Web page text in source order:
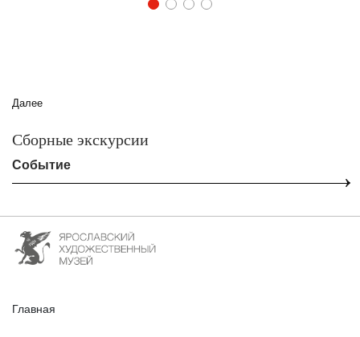
1 2 3 4
Далее
Сборные экскурсии
Событие
Главная